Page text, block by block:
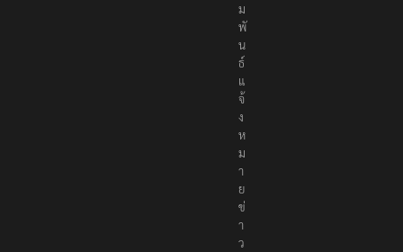
ม
พั
น
ธ์
แ
จ้
ง
ห
ม
า
ย
ข่
า
ว